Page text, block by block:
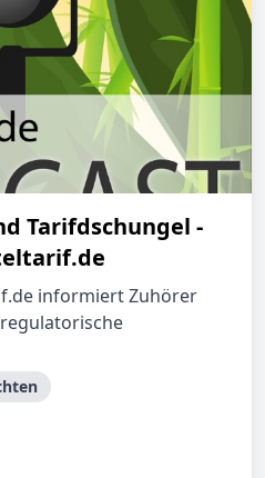
Tarifdschungel -
informiert Zuhörer